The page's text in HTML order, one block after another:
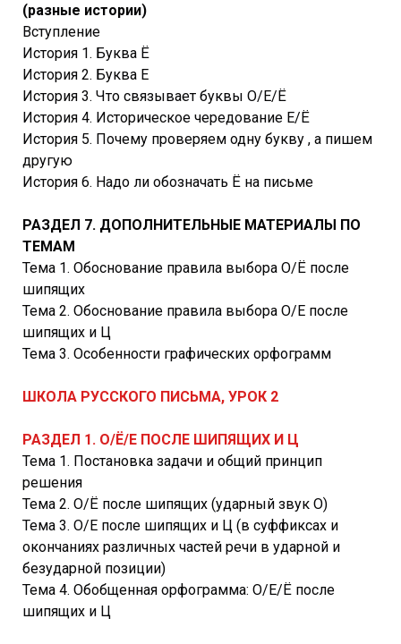
(разные истории)
Вступление
История 1. Буква Ё
История 2. Буква Е
История 3. Что связывает буквы О/Е/Ё
История 4. Историческое чередование Е/Ё
История 5. Почему проверяем одну букву , а пишем
другую
История 6. Надо ли обозначать Ё на письме
РАЗДЕЛ 7. ДОПОЛНИТЕЛЬНЫЕ МАТЕРИАЛЫ ПО
ТЕМАМ
Тема 1. Обоснование правила выбора О/Ё после
шипящих
Тема 2. Обоснование правила выбора О/Е после
шипящих и Ц
Тема 3. Особенности графических орфограмм
ШКОЛА РУССКОГО ПИСЬМА, УРОК 2
РАЗДЕЛ 1. О/Ё/Е ПОСЛЕ ШИПЯЩИХ И Ц
Тема 1. Постановка задачи и общий принцип
решения
Тема 2. О/Ё после шипящих (ударный звук О)
Тема 3. О/Е после шипящих и Ц (в суффиксах и
окончаниях различных частей речи в ударной и
безударной позиции)
Тема 4. Обобщенная орфограмма: О/Е/Ё после
шипящих и Ц